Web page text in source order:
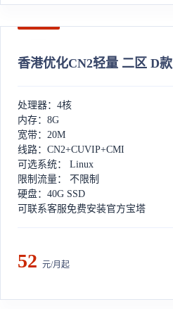
香港优化CN2轻量 二区 D款
处理器：4核
内存：8G
宽带：20M
线路：CN2+CUVIP+CMI
可选系统： Linux
限制流量： 不限制
硬盘：40G SSD
可联系客服免费安装官方宝塔
52 元/月起